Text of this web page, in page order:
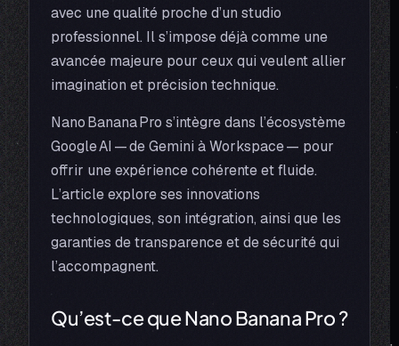
avec une qualité proche d’un studio
professionnel. Il s’impose déjà comme une
avancée majeure pour ceux qui veulent allier
imagination et précision technique.
Nano Banana Pro s’intègre dans l’écosystème
Google AI — de Gemini à Workspace — pour
offrir une expérience cohérente et fluide.
L’article explore ses innovations
technologiques, son intégration, ainsi que les
garanties de transparence et de sécurité qui
l’accompagnent.
Qu’est-ce que Nano Banana Pro ?